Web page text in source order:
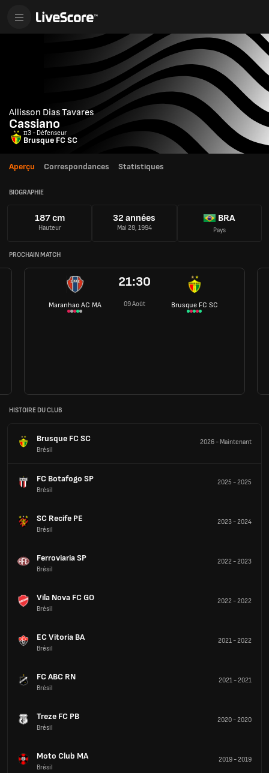
Allisson Dias Tavares
Cassiano
#3 - Défenseur
Brusque FC SC
Aperçu Correspondances Statistiques
BIOGRAPHIE
187 cm
Hauteur
32 années
Mai 28, 1994
BRA
Pays
PROCHAIN MATCH
Maranhao AC MA
21:30
09 Août Brusque FC SC
HISTOIRE DU CLUB
Brusque FC SC
Brésil
2026- Maintenant
FC Botafogo SP
Brésil
2025 -2025
SC Recife PE
Brésil
2023-2024
Ferroviaria SP
Brésil
2022-2023
Vila Nova FC GO
Brésil
2022-2022
EC Vitoria BA
Brésil
2021-2022
FC ABC RN
Brésil
2021-2021
Treze FC PB
Brésil
2020-2020
Moto Club MA
Brésil
2019-2019